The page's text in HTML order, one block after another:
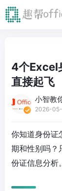
4个Excel
直接起飞
小智教
2026-
你知道身份证
期和性别吗？
份证信息分析。